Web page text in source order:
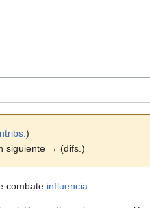
)
siguiente → (difs.)
combate influencia